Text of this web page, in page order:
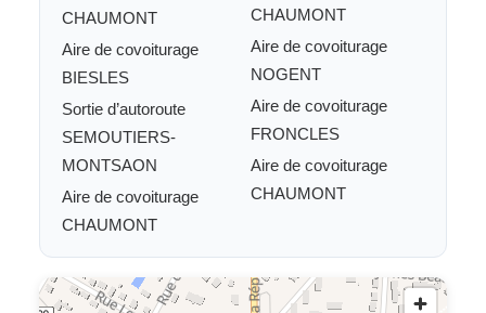
CHAUMONT
Aire de covoiturage
BIESLES
Sortie d’autoroute
SEMOUTIERS-
MONTSAON
Aire de covoiturage
CHAUMONT
CHAUMONT
Aire de covoiturage
NOGENT
Aire de covoiturage
FRONCLES
Aire de covoiturage
CHAUMONT